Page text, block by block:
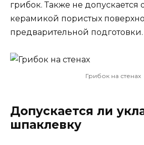
грибок. Также не допускается
керамикой пористых
предварительной подготовки.
Грибок на стенах
Допускается ли
шпаклевку